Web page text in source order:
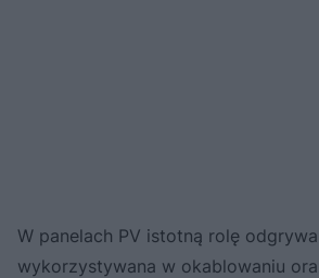
W panelach PV istotną rolę
wykorzystywana w okablowaniu